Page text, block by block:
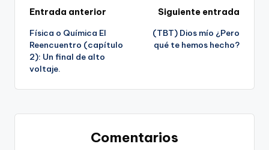
Navegación
de
entradas
Entrada anterior
Física o Química El
Reencuentro (capítulo
2): Un final de alto
voltaje.
Siguiente entrada
(TBT) Dios mío ¿Pero
qué te hemos hecho?
Comentarios